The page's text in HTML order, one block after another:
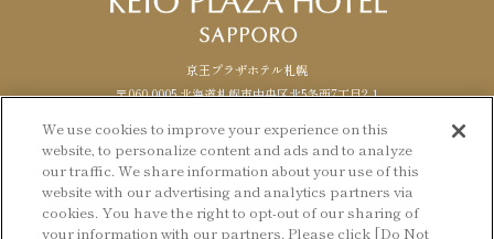
京王プラザホテル札幌
〒060-0005 北海道札幌市中央区北5条西7丁目2-1
Facebook Instagram LANGUAGE
English
© KEIO PLAZA HOTEL SAPPORO
We use cookies to improve your experience on this
website, to personalize content and ads and to analyze
our traffic. We share information about your use of this
website with our advertising and analytics partners via
cookies. You have the right to opt-out of our sharing of
your information with our partners. Please click [Do Not